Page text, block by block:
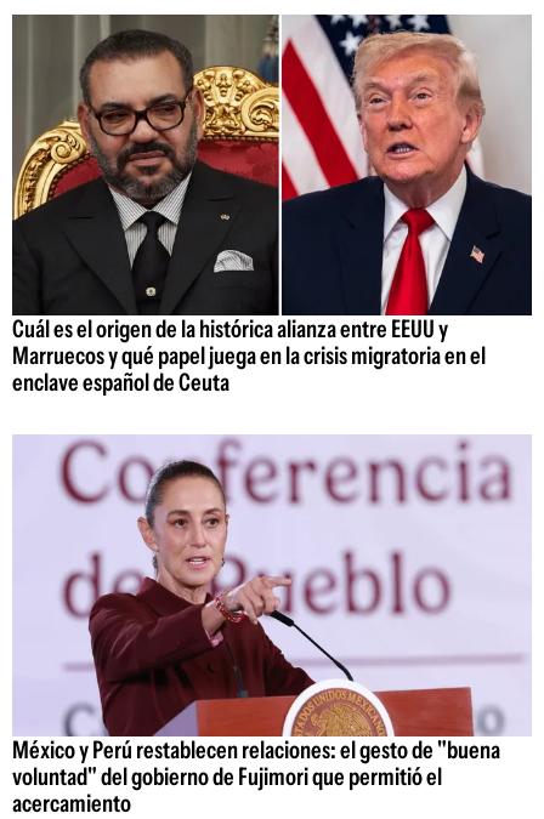
Cuál es el origen de la histórica alianza entre EEUU y
Marruecos y qué papel juega en la crisis migratoria en el
enclave español de Ceuta
México y Perú restablecen relaciones: el gesto de "buena
voluntad" del gobierno de Fujimori que permitió el
acercamiento